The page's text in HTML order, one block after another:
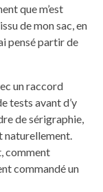
que m’est
de mon sac, en
pensé partir de
un raccord
tests avant d’y
de sérigraphie,
naturellement.
comment
commandé un